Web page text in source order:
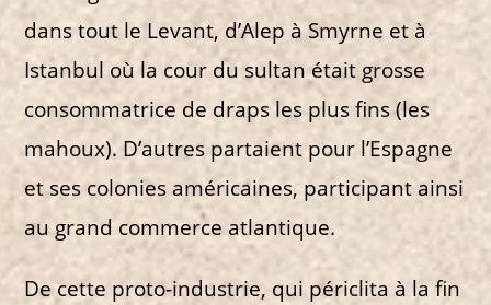
dans tout le Levant, d’Alep à Smyrne et à
Istanbul où la cour du sultan était grosse
consommatrice de draps les plus fins (les
mahoux). D’autres partaient pour l’Espagne
et ses colonies américaines, participant ainsi
au grand commerce atlantique.
De cette proto-industrie, qui périclita à la fin